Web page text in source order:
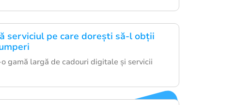
serviciul pe care dorești să-l obții
gamă largă de cadouri digitale și servicii